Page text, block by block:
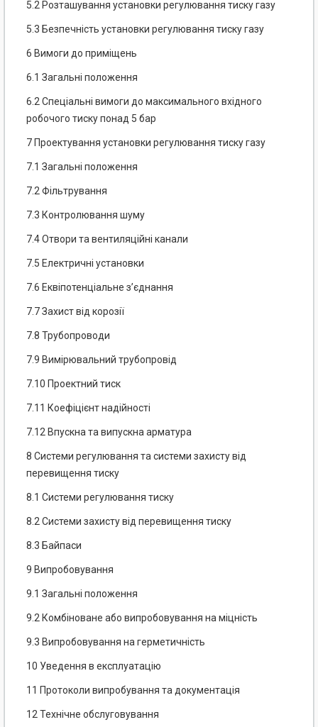
5.2 Розташування установки регулювання тиску газу
5.3 Безпечність установки регулювання тиску газу
6 Вимоги до приміщень
6.1 Загальні положення
6.2 Спеціальні вимоги до максимального вхідного
робочого тиску понад 5 бар
7 Проектування установки регулювання тиску газу
7.1 Загальні положення
7.2 Фільтрування
7.3 Контролювання шуму
7.4 Отвори та вентиляційні канали
7.5 Електричні установки
7.6 Еквіпотенціальне з’єднання
7.7 Захист від корозії
7.8 Трубопроводи
7.9 Вимірювальний трубопровід
7.10 Проектний тиск
7.11 Коефіцієнт надійності
7.12 Впускна та випускна арматура
8 Системи регулювання та системи захисту від
перевищення тиску
8.1 Системи регулювання тиску
8.2 Системи захисту від перевищення тиску
8.3 Байпаси
9 Випробовування
9.1 Загальні положення
9.2 Комбіноване або випробовування на міцність
9.3 Випробовування на герметичність
10 Уведення в експлуатацію
11 Протоколи випробування та документація
12 Технічне обслуговування